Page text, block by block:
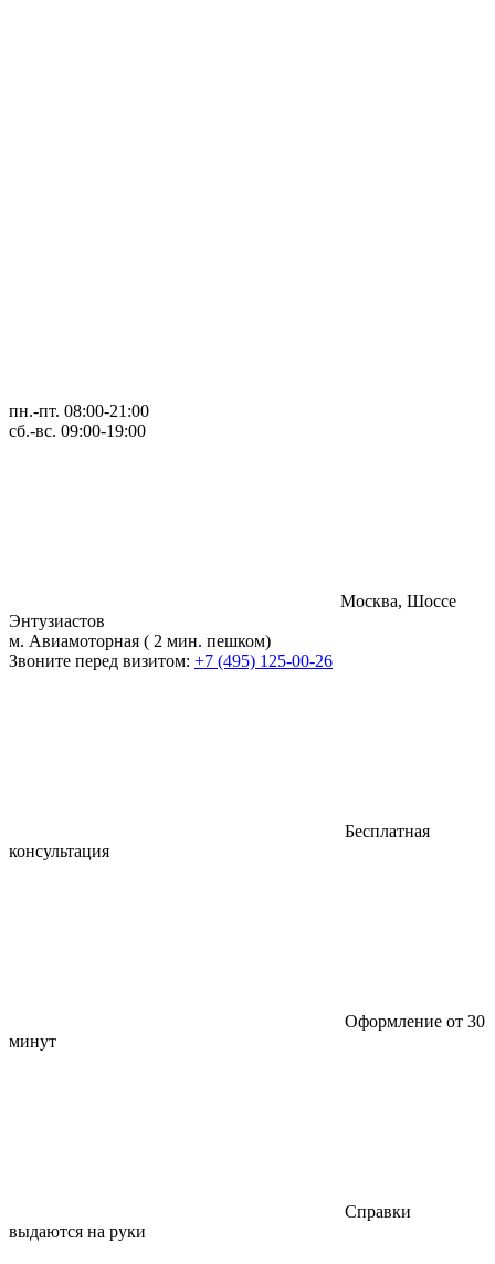
пн.-пт. 08:00-21:00
сб.-вс. 09:00-19:00
Москва, Шоссе
Энтузиастов
м. Авиамоторная ( 2 мин. пешком)
Звоните перед визитом: +7 (495) 125-00-26
Бесплатная
консультация
Оформление от 30
минут
Справки
выдаются на руки